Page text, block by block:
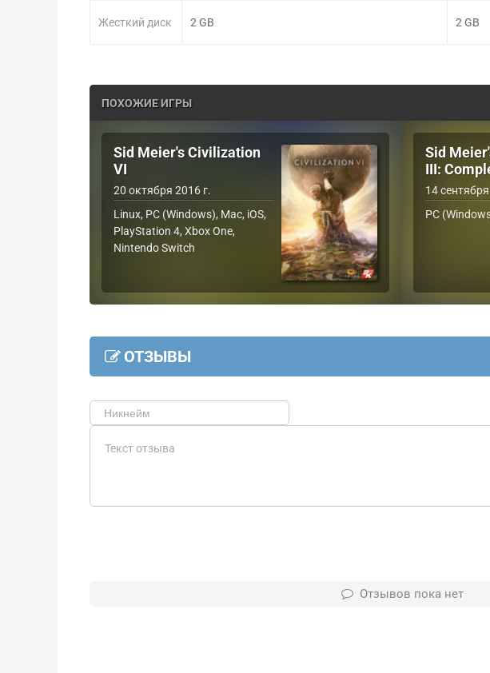
Жесткий диск 2 GB 2 GB
ПОХОЖИЕ ИГРЫ
Sid Meier's Civilization
VI
20 октября 2016 г.
Linux, PC (Windows), Mac, iOS,
PlayStation 4, Xbox One,
Nintendo Switch
Sid
III:
14
PC
ОТЗЫВЫ
Отзывов пока нет